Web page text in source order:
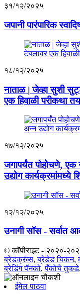
३१/१२/२०२५
जपानी पारंपारिक
१८/१२/२०२५
नाताळ | जेव्हा सुशी
एक हिवाळी परीकथा
१७/१२/२०२५
जगापर्यंत पोहोचणे,
उद्योग कार्यक्रमांमध्ये
१२/१२/२०२५
उनागी सॉस - सर्वात
© कॉपीराइट - २०२०-
ब्रेडक्रंब्स,ब्रेडेड चिकन,
ब्रेडिंग पॅनको,पँकोचे तुकडे,
ईमेल पाठवा